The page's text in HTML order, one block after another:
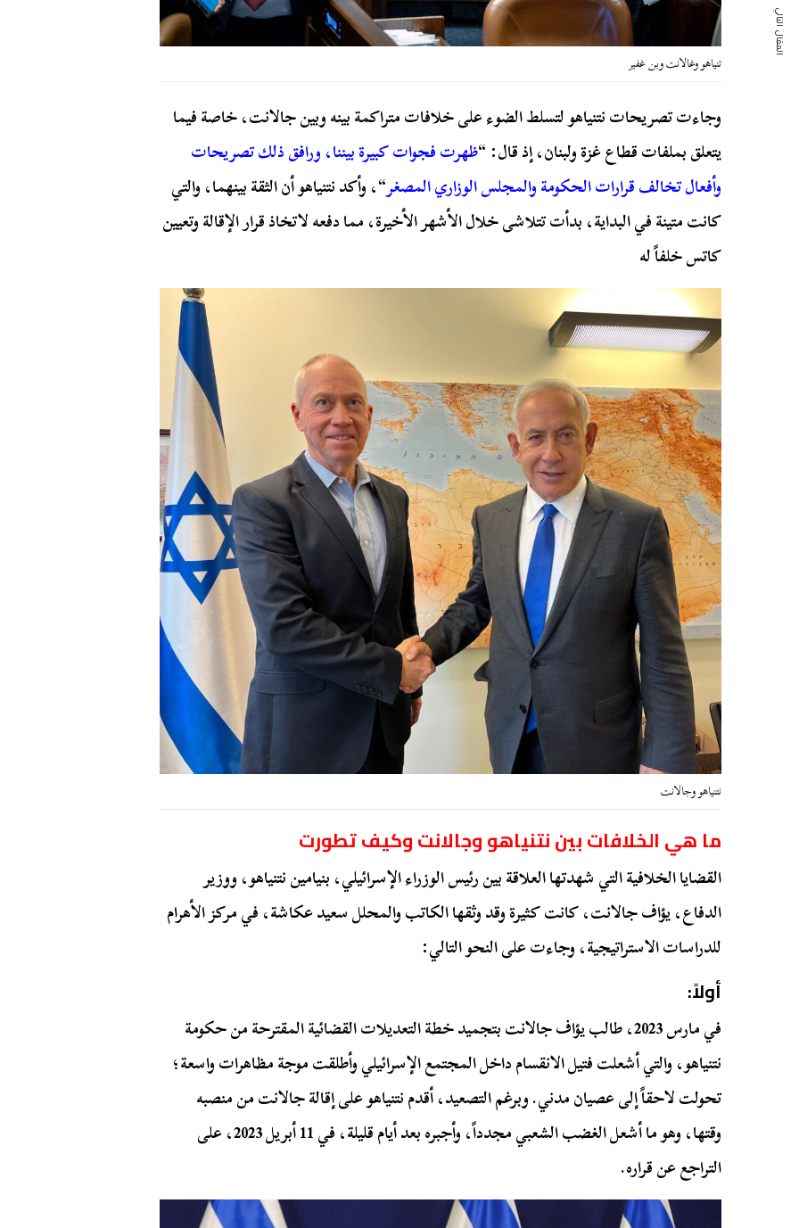
تنياهو وغالانت وبن غفير
وجاءت تصريحات نتنياهو لتسلط الضوء على خلافات متراكمة بينه وبين جالانت، خاصة فيما
يتعلق بملفات قطاع غزة ولبنان، إذ قال: “ظهرت فجوات كبيرة بيننا، ورافق ذلك تصريحات
وأفعال تخالف قرارات الحكومة والمجلس الوزاري المصغر“، وأكد نتنياهو أن الثقة بينهما، والتي
كانت متينة في البداية، بدأت تتلاشى خلال الأشهر الأخيرة، مما دفعه لاتخاذ قرار الإقالة وتعيين
كاتس خلفاً له
نتنياهو وجالانت
ما هي الخلافات بين نتنياهو وجالانت وكيف تطورت
القضايا الخلافية التي شهدتها العلاقة بين رئيس الوزراء الإسرائيلي، بنيامين نتنياهو، ووزير
الدفاع، يؤاف جالانت، كانت كثيرة وقد وثقها الكاتب والمحلل سعيد عكاشة، في مركز الأهرام
للدراسات الاستراتيجية، وجاءت على النحو التالي:
أولاً:
في مارس 2023، طالب يؤاف جالانت بتجميد خطة التعديلات القضائية المقترحة من حكومة
نتنياهو، والتي أشعلت فتيل الانقسام داخل المجتمع الإسرائيلي وأطلقت موجة مظاهرات واسعة؛
تحولت لاحقاً إلى عصيان مدني. وبرغم التصعيد، أقدم نتنياهو على إقالة جالانت من منصبه
وقتها، وهو ما أشعل الغضب الشعبي مجدداً، وأجبره بعد أيام قليلة، في 11 أبريل 2023، على
التراجع عن قراره.
المقال التالي